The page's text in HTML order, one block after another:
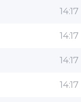
14:17
14:17
14:17
14:17
الحياة ، مع ميزات